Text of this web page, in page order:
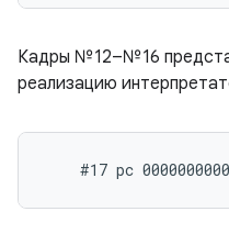
Кадры №12–№16
реализацию